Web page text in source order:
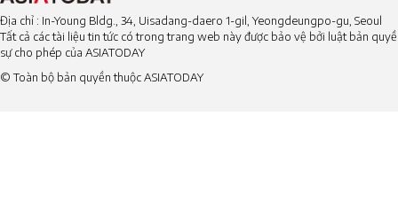
Địa chỉ : In-Young Bldg., 34, Uisadang-daero 1-gil, Yeongdeungpo-gu, Seoul
Tất cả các tài liệu tin tức có trong trang web này được bảo vệ bởi luật bản
sự cho phép của ASIATODAY
© Toàn bộ bản quyền thuộc ASIATODAY